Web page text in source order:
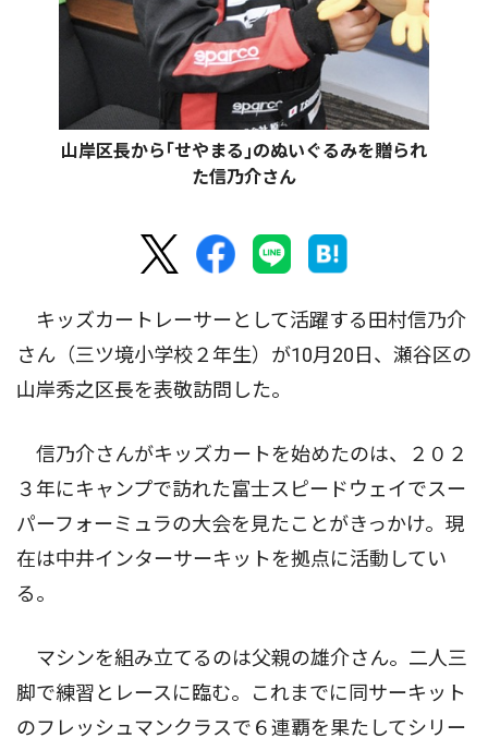
山岸区長から｢せやまる｣のぬいぐるみを贈られ
た信乃介さん
キッズカートレーサーとして活躍する田村信乃介
さん（三ツ境小学校２年生）が10月20日、瀬谷区の
山岸秀之区長を表敬訪問した。
信乃介さんがキッズカートを始めたのは、２０２
３年にキャンプで訪れた富士スピードウェイでスー
パーフォーミュラの大会を見たことがきっかけ。現
在は中井インターサーキットを拠点に活動してい
る。
マシンを組み立てるのは父親の雄介さん。二人三
脚で練習とレースに臨む。これまでに同サーキット
のフレッシュマンクラスで６連覇を果たしてシリー